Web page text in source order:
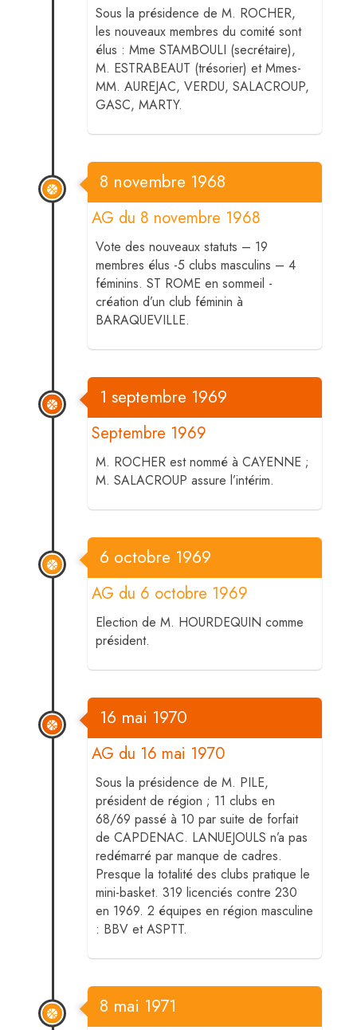
Sous la présidence de M. ROCHER,
les nouveaux membres du comité sont
élus : Mme STAMBOULI (secrétaire),
M. ESTRABEAUT (trésorier) et Mmes-
MM. AUREJAC, VERDU, SALACROUP,
GASC, MARTY.
AG du 8 novembre 1968
8 novembre 1968
Vote des nouveaux statuts – 19
membres élus -5 clubs masculins – 4
féminins. ST ROME en sommeil -
création d’un club féminin à
BARAQUEVILLE.
Septembre 1969
1 septembre 1969
M. ROCHER est nommé à CAYENNE ;
M. SALACROUP assure l’intérim.
AG du 6 octobre 1969
6 octobre 1969
Election de M. HOURDEQUIN comme
président.
AG du 16 mai 1970
16 mai 1970
Sous la présidence de M. PILE,
président de région ; 11 clubs en
68/69 passé à 10 par suite de forfait
de CAPDENAC. LANUEJOULS n’a pas
redémarré par manque de cadres.
Presque la totalité des clubs pratique le
mini-basket. 319 licenciés contre 230
en 1969. 2 équipes en région masculine
: BBV et ASPTT.
8 mai 1971